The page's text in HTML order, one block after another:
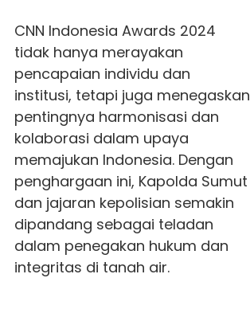
CNN Indonesia Awards 2024
tidak hanya merayakan
pencapaian individu dan
institusi, tetapi juga menegaskan
pentingnya harmonisasi dan
kolaborasi dalam upaya
memajukan Indonesia. Dengan
penghargaan ini, Kapolda Sumut
dan jajaran kepolisian semakin
dipandang sebagai teladan
dalam penegakan hukum dan
integritas di tanah air.